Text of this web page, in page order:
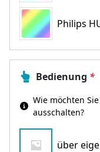
Philips
Bedienung *
Wie möchten
ausschalten?
über